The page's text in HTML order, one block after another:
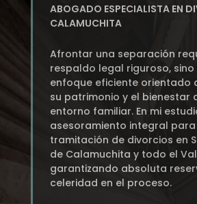
ABOGADO ESPECIALISTA EN
CALAMUCHITA
Afrontar una separación
respaldo legal riguroso, sino
enfoque eficiente orientado
su patrimonio y el bienestar
entorno familiar. En mi
asesoramiento integral
tramitación de divorcios en
de Calamuchita y todo el
garantizando absoluta
celeridad en el proceso.